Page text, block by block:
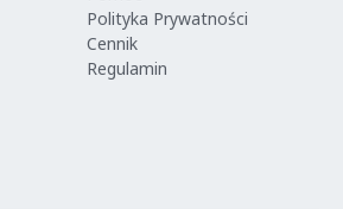
Polityka Prywatności
Cennik
Regulamin